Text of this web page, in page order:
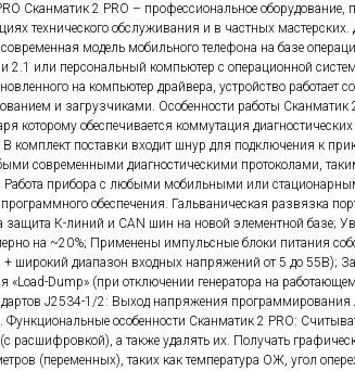
Сканматик 2 PRO – профессиональное оборудование,
технического обслуживания и в частных мастерских.
модель мобильного телефона на базе
2.1 или персональный компьютер с операционной
на компьютер драйвера, устройство работает
и загрузчиками. Особенности работы Сканматик
которому обеспечивается коммутация
комплект поставки входит шнур для подключения к
современными диагностическими протоколами,
Работа прибора с любыми мобильными или
обеспечения. Гальваническая развязка
защита К-линий и CAN шин на новой элементной базе;
на ~20%; Применены импульсные блоки питания
+ широкий диапазон входных напряжений от 5 до 55В);
«Load-Dump» (при отключении генератора на
J2534-1/2: Выход напряжения программирования
Функциональные особенности Сканматик 2 PRO:
расшифровкой), а также удалять их. Получать
(переменных), таких как температура ОЖ, угол